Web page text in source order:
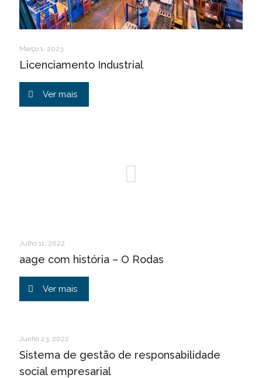
Março 1, 2023
Licenciamento Industrial
Ver mais
Julho 11, 2022
aage com história – O Rodas
Ver mais
Junho 23, 2022
Sistema de gestão de responsabilidade
social empresarial